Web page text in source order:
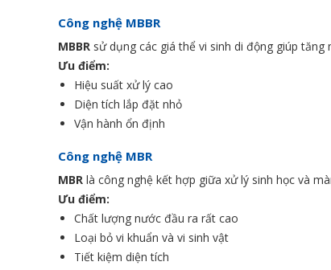
Công nghệ MBBR
MBBR sử dụng các giá thể vi sinh di động giúp
Ưu điểm:
Hiệu suất xử lý cao
Diện tích lắp đặt nhỏ
Vận hành ổn định
Công nghệ MBR
MBR là công nghệ kết hợp giữa xử lý sinh học và
Ưu điểm:
Chất lượng nước đầu ra rất cao
Loại bỏ vi khuẩn và vi sinh vật
Tiết kiệm diện tích